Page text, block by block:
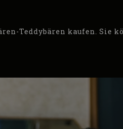
Teddybären kaufen. Sie